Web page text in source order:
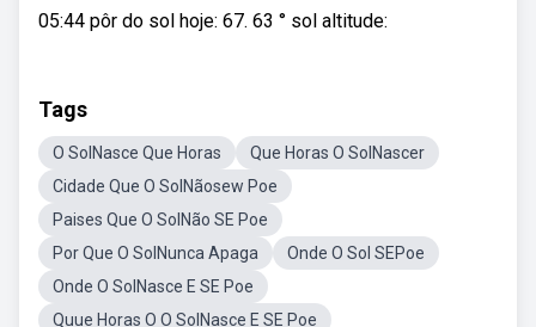
05:44 pôr do sol hoje: 67. 63 ° sol altitude:
Tags
O SolNasce Que Horas
Que Horas O SolNascer
Cidade Que O SolNãosew Poe
Paises Que O SolNão SE Poe
Por Que O SolNunca Apaga
Onde O Sol SEPoe
Onde O SolNasce E SE Poe
Quue Horas O O SolNasce E SE Poe